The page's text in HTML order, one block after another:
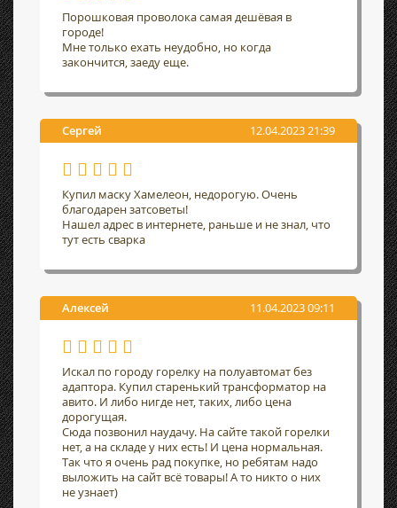
Порошковая проволока самая дешёвая в
городе!
Мне только ехать неудобно, но когда
закончится, заеду еще.
Сергей 12.04.2023 21:39
Купил маску Хамелеон, недорогую. Очень
благодарен затсоветы!
Нашел адрес в интернете, раньше и не знал, что
тут есть сварка
Алексей 11.04.2023 09:11
Искал по городу горелку на полуавтомат без
адаптора. Купил старенький трансформатор на
авито. И либо нигде нет, таких, либо цена
дорогущая.
Сюда позвонил наудачу. На сайте такой горелки
нет, а на складе у них есть! И цена нормальная.
Так что я очень рад покупке, но ребятам надо
выложить на сайт всё товары! А то никто о них
не узнает)